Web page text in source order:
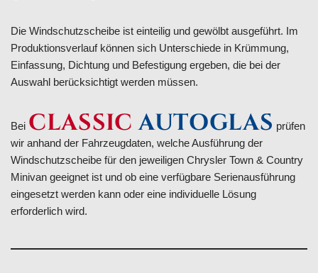
Die Windschutzscheibe ist einteilig und gewölbt ausgeführt. Im
Produktionsverlauf können sich Unterschiede in Krümmung,
Einfassung, Dichtung und Befestigung ergeben, die bei der
Auswahl berücksichtigt werden müssen.
Bei CLASSIC AUTOGLAS prüfen
wir anhand der Fahrzeugdaten, welche Ausführung der
Windschutzscheibe für den jeweiligen Chrysler Town & Country
Minivan geeignet ist und ob eine verfügbare Serienausführung
eingesetzt werden kann oder eine individuelle Lösung
erforderlich wird.